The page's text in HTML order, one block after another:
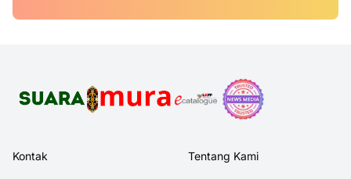
Kontak Tentang Kami